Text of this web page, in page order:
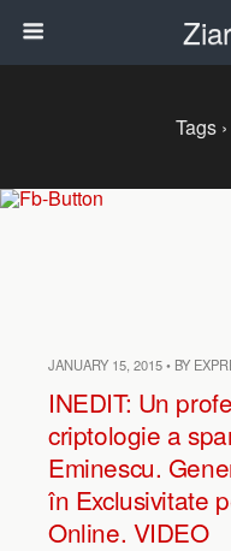
Tags
JANUARY 15, 2015 • BY
INEDIT: Un
criptologie a
Eminescu.
în Exclusivitate
Online. VIDEO